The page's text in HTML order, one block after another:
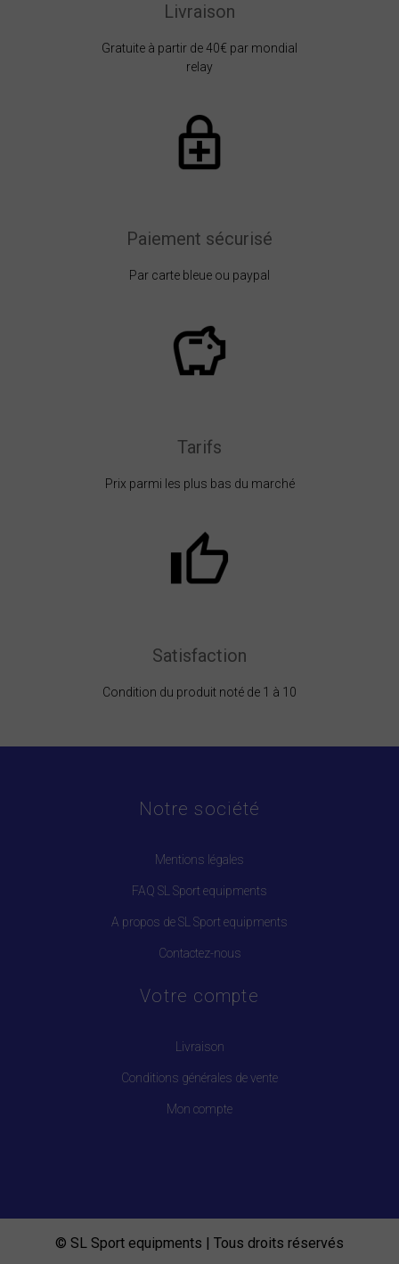
Livraison
Gratuite à partir de 40€ par mondial
relay
Paiement sécurisé
Par carte bleue ou paypal
Tarifs
Prix parmi les plus bas du marché
Satisfaction
Condition du produit noté de 1 à 10
Notre société
Mentions légales
FAQ SL Sport equipments
A propos de SL Sport equipments
Contactez-nous
Votre compte
Livraison
Conditions générales de vente
Mon compte
© SL Sport equipments | Tous droits réservés